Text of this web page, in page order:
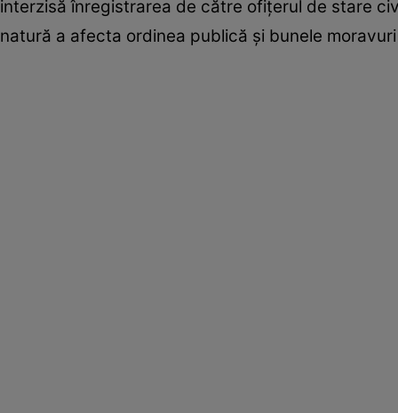
interzisă înregistrarea de către ofiţerul de stare
natură a afecta ordinea publică şi bunele